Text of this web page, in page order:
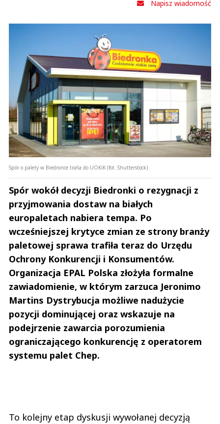
Napisz wiadomość
Spór o palety w Biedronce trafia do UOKiK (fot. Shutterstock)
Spór wokół decyzji Biedronki o rezygnacji z
przyjmowania dostaw na białych
europaletach nabiera tempa. Po
wcześniejszej krytyce zmian ze strony branży
paletowej sprawa trafiła teraz do Urzędu
Ochrony Konkurencji i Konsumentów.
Organizacja EPAL Polska złożyła formalne
zawiadomienie, w którym zarzuca Jeronimo
Martins Dystrybucja możliwe nadużycie
pozycji dominującej oraz wskazuje na
podejrzenie zawarcia porozumienia
ograniczającego konkurencję z operatorem
systemu palet Chep.
To kolejny etap dyskusji wywołanej decyzją